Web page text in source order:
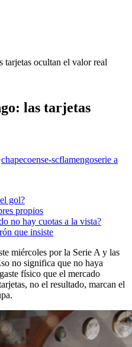
tarjetas ocultan el valor real
las tarjetas
chapecoense-scflamengoserie a
gol?
propios
no hay cuotas a la vista?
que insiste
miércoles por la Serie A y las
no significa que no haya
físico que el mercado
no el resultado, marcan el